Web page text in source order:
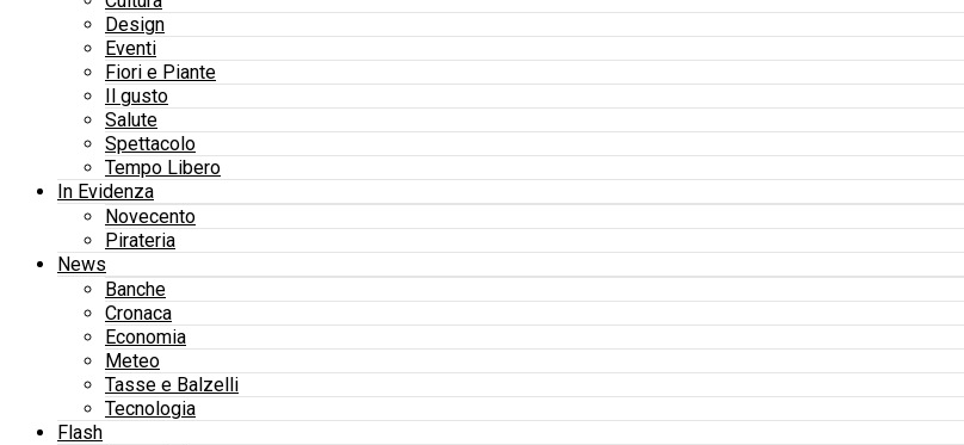
Design
Eventi
Fiori e Piante
Il gusto
Salute
Spettacolo
Tempo Libero
In Evidenza
Novecento
Pirateria
News
Banche
Cronaca
Economia
Meteo
Tasse e Balzelli
Tecnologia
Flash